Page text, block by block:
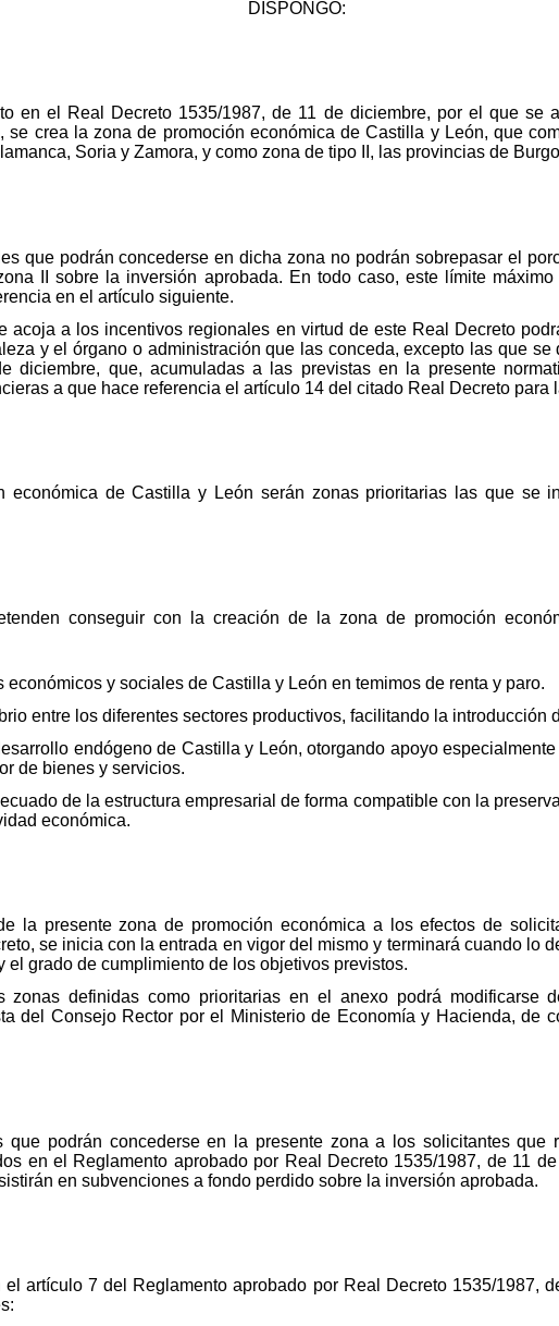
DISPONGO:
en el Real Decreto 1535/1987, de 11 de diciembre, por el que se
se crea la zona de promoción económica de Castilla y León, que
Soria y Zamora, y como zona de tipo II, las provincias de
que podrán concederse en dicha zona no podrán sobrepasar el
II sobre la inversión aprobada. En todo caso, este límite
en el artículo siguiente.
acoja a los incentivos regionales en virtud de este Real Decreto
y el órgano o administración que las conceda, excepto las que se
diciembre, que, acumuladas a las previstas en la presente
a que hace referencia el artículo 14 del citado Real Decreto para
económica de Castilla y León serán zonas prioritarias las que se
conseguir con la creación de la zona de promoción
y sociales de Castilla y León en temimos de renta y paro.
entre los diferentes sectores productivos, facilitando la introducción
endógeno de Castilla y León, otorgando apoyo
de bienes y servicios.
de la estructura empresarial de forma compatible con la
económica.
la presente zona de promoción económica a los efectos de
se inicia con la entrada en vigor del mismo y terminará cuando lo
el grado de cumplimiento de los objetivos previstos.
zonas definidas como prioritarias en el anexo podrá modificarse
del Consejo Rector por el Ministerio de Economía y Hacienda, de
que podrán concederse en la presente zona a los solicitantes que
en el Reglamento aprobado por Real Decreto 1535/1987, de 11
en subvenciones a fondo perdido sobre la inversión aprobada.
artículo 7 del Reglamento aprobado por Real Decreto 1535/1987,